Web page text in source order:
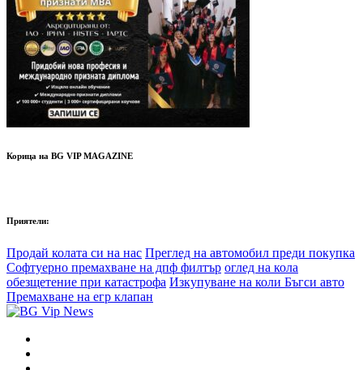
Корица на BG VIP MAGAZINE
Приятели:
Продай колата си на нас Преглед на автомобил преди покупка
Софтуерно премахване на дпф филтър оглед на кола
обезщетение при катастрофа Изкупуване на коли Бъгси авто
Премахване на егр клапан